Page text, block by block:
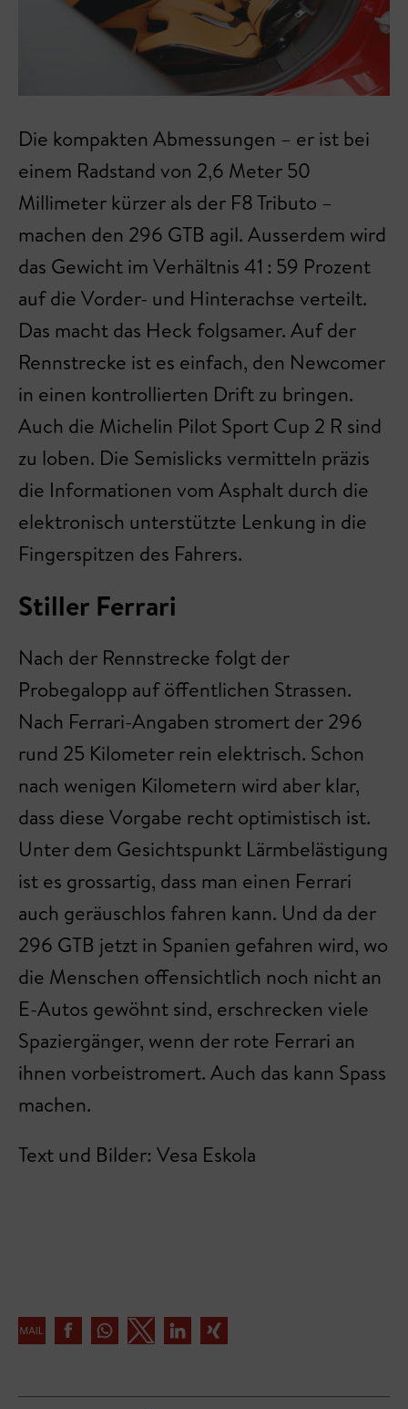
Die kompakten Abmessungen – er ist bei
einem Radstand von 2,6 Meter 50
Millimeter kürzer als der F8 Tributo –
machen den 296 GTB agil. Ausserdem wird
das Gewicht im Verhältnis 41 : 59 Prozent
auf die Vorder- und Hinterachse verteilt.
Das macht das Heck folgsamer. Auf der
Rennstrecke ist es einfach, den Newcomer
in einen kontrollierten Drift zu bringen.
Auch die Michelin Pilot Sport Cup 2 R sind
zu loben. Die Semislicks vermitteln präzis
die Informationen vom Asphalt durch die
elektronisch unterstützte Lenkung in die
Fingerspitzen des Fahrers.
Stiller Ferrari
Nach der Rennstrecke folgt der
Probegalopp auf öffentlichen Strassen.
Nach Ferrari-Angaben stromert der 296
rund 25 Kilometer rein elektrisch. Schon
nach wenigen Kilometern wird aber klar,
dass diese Vorgabe recht optimistisch ist.
Unter dem Gesichtspunkt Lärmbelästigung
ist es grossartig, dass man einen Ferrari
auch geräuschlos fahren kann. Und da der
296 GTB jetzt in Spanien gefahren wird, wo
die Menschen offensichtlich noch nicht an
E-Autos gewöhnt sind, erschrecken viele
Spaziergänger, wenn der rote Ferrari an
ihnen vorbeistromert. Auch das kann Spass
machen.
Text und Bilder: Vesa Eskola